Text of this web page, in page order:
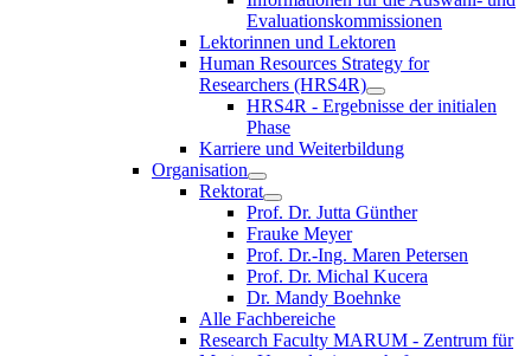
Evaluationskommissionen
Lektorinnen und Lektoren
Human Resources Strategy for
Researchers (HRS4R)
HRS4R - Ergebnisse der initialen
Phase
Karriere und Weiterbildung
Organisation
Rektorat
Prof. Dr. Jutta Günther
Frauke Meyer
Prof. Dr.-Ing. Maren Petersen
Prof. Dr. Michal Kucera
Dr. Mandy Boehnke
Alle Fachbereiche
Research Faculty MARUM - Zentrum für